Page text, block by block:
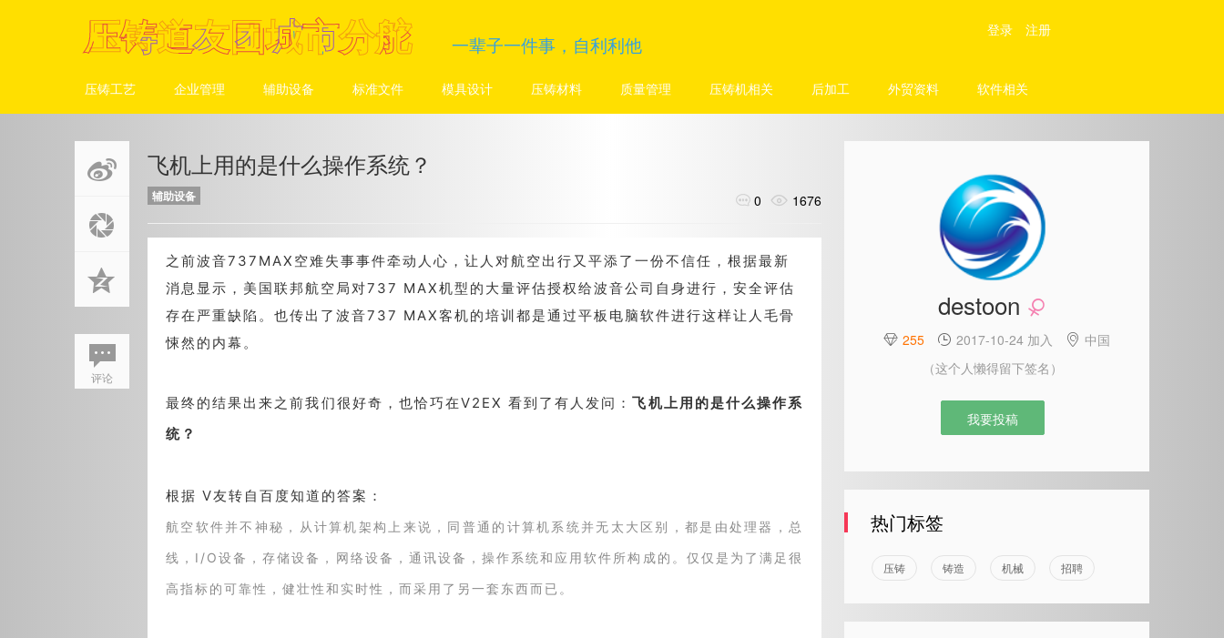
压铸道友团城市分舵
压铸道友团城市分舵
压铸道友团城市分舵
压铸道友团城市分舵 一辈子一件事，自利利他
压铸工艺 企业管理 辅助设备 标准文件 模具设计 压铸材料 质量管理 压铸机相关 后加工 外贸资料 软件相关
登录 注册
评论
飞机上用的是什么操作系统？
辅助设备  0  1676
之前波音737MAX空难失事事件牵动人心，让人对航空出行又平添了一份不信任，根据最新
消息显示，美国联邦航空局对737 MAX机型的大量评估授权给波音公司自身进行，安全评估
存在严重缺陷。也传出了波音737 MAX客机的培训都是通过平板电脑软件进行这样让人毛骨
悚然的内幕。
最终的结果出来之前我们很好奇，也恰巧在V2EX 看到了有人发问：飞机上用的是什么操作系
统？
根据 V友转自百度知道的答案：
航空软件并不神秘，从计算机架构上来说，同普通的计算机系统并无太大区别，都是由处理器，总
线，I/O设备，存储设备，网络设备，通讯设备，操作系统和应用软件所构成的。仅仅是为了满足很
高指标的可靠性，健壮性和实时性，而采用了另一套东西而已。
destoon 
 255  2017-10-24 加入  中国
（这个人懒得留下签名）
我要投稿
热门标签
压铸 铸造 机械 招聘